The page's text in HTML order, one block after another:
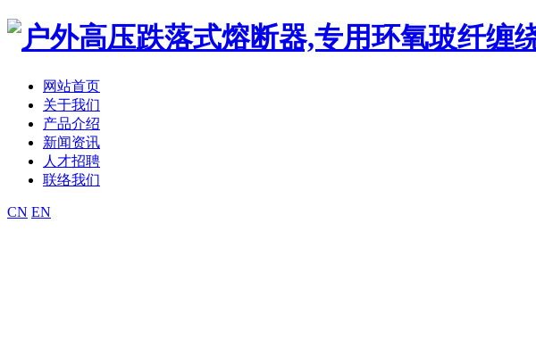
网站首页
关于我们
产品介绍
新闻资讯
人才招聘
联络我们
CN EN